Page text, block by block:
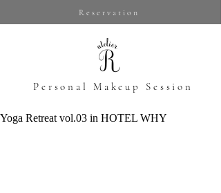
Reservation
​Personal Makeup Session
Yoga Retreat vol.03 in HOTEL WHY